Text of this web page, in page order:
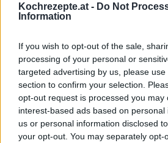
Kochrezepte.at - Do Not
Information
If you wish to opt-out of the sale,
processing of your personal or
targeted advertising by us, please
section to confirm your selection.
opt-out request is processed you may
interest-based ads based on
us or personal information disclosed
your opt-out. You may separately opt-
Darüber hinaus gibt es jedoch auch
Zutaten serviert werden, gepfeffert oder
Erdbeeren machen gute Laune, denn ihr
begeistert junge und alte Genießer.
Früchte auch echte Vitaminbomben
enthalten viel Natrium, Kalium und
werden nachgesagt, den Stoffwechsel
Immunsystem zu stärken und die Blut-
unterstützen. Erdbeeren Rezepte wie
oderErdbeer-Tiramisusind sehr beliebt.